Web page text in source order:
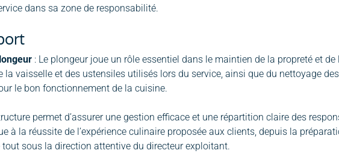
dans sa zone de responsabilité.
: Le plongeur joue un rôle essentiel dans le maintien de la propreté et
la vaisselle et des ustensiles utilisés lors du service, ainsi que du nettoyage
le bon fonctionnement de la cuisine.
permet d’assurer une gestion efficace et une répartition claire des
à la réussite de l’expérience culinaire proposée aux clients, depuis la
tout sous la direction attentive du directeur exploitant.